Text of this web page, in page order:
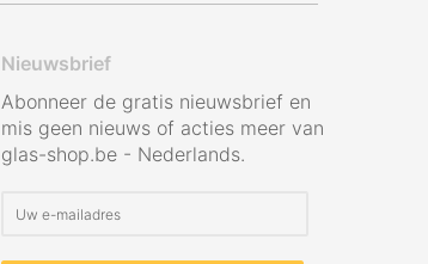
Nieuwsbrief
Abonneer de gratis nieuwsbrief en
mis geen nieuws of acties meer van
glas-shop.be - Nederlands.